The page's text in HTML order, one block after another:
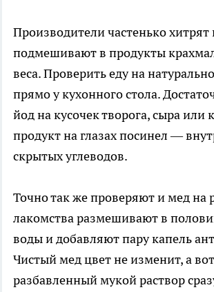
Производители частенько хитрят
подмешивают в продукты
веса. Проверить еду на
прямо у кухонного стола.
йод на кусочек творога, сыра или
продукт на глазах посинел —
скрытых углеводов.
Точно так же проверяют и мед на
лакомства размешивают в
воды и добавляют пару капель
Чистый мед цвет не изменит, а вот
разбавленный мукой раствор